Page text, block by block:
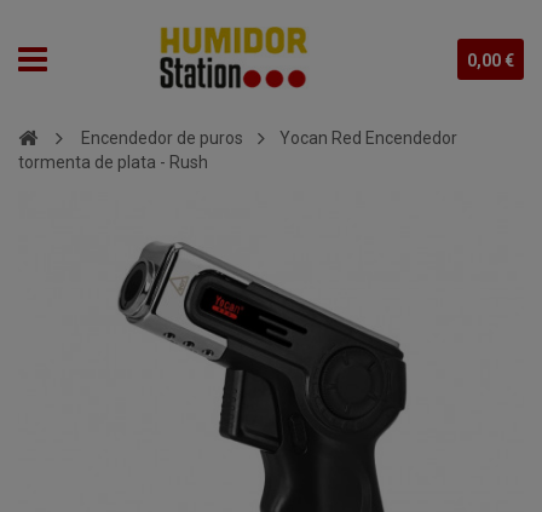
0,00 €
Encendedor de puros
Yocan Red Encendedor
tormenta de plata - Rush